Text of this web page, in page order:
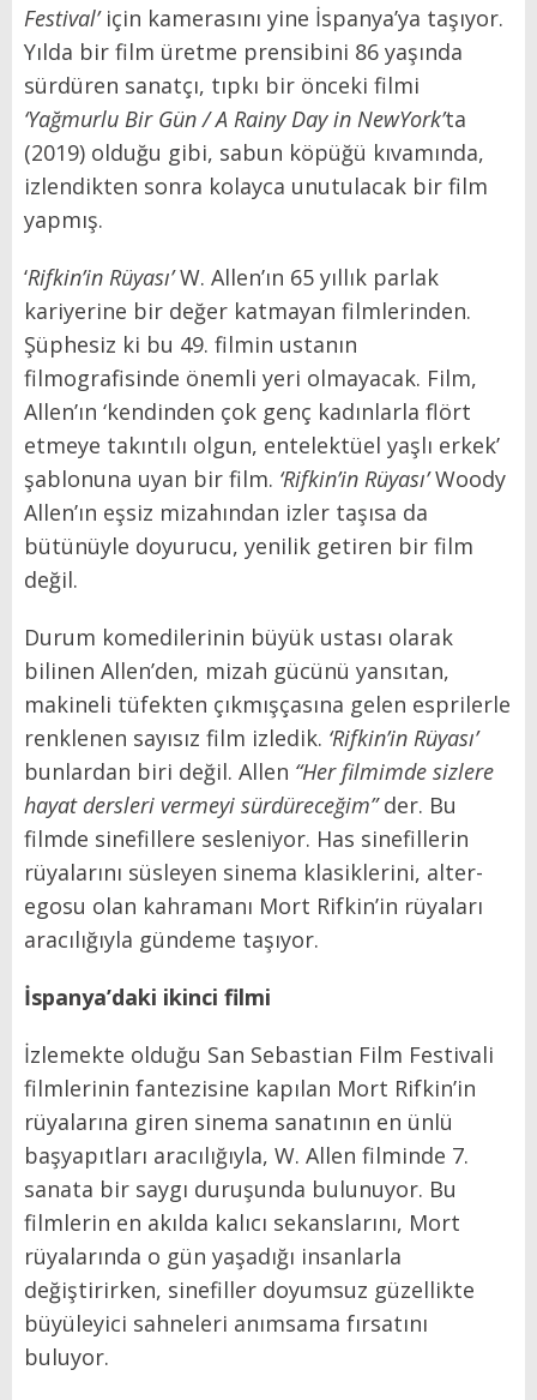
Festival’ için kamerasını yine İspanya’ya taşıyor.
Yılda bir film üretme prensibini 86 yaşında
sürdüren sanatçı, tıpkı bir önceki filmi
‘Yağmurlu Bir Gün / A Rainy Day in NewYork’ta
(2019) olduğu gibi, sabun köpüğü kıvamında,
izlendikten sonra kolayca unutulacak bir film
yapmış.
‘Rifkin’in Rüyası’W. Allen’ın 65 yıllık parlak
kariyerine bir değer katmayan filmlerinden.
Şüphesiz ki bu 49. filmin ustanın
filmografisinde önemli yeri olmayacak. Film,
Allen’ın ‘kendinden çok genç kadınlarla flört
etmeye takıntılı olgun, entelektüel yaşlı erkek’
şablonuna uyan bir film. ‘Rifkin’in Rüyası’Woody
Allen’ın eşsiz mizahından izler taşısa da
bütünüyle doyurucu, yenilik getiren bir film
değil.
Durum komedilerinin büyük ustası olarak
bilinen Allen’den, mizah gücünü yansıtan,
makineli tüfekten çıkmışçasına gelen esprilerle
renklenen sayısız film izledik. ‘Rifkin’in Rüyası’
bunlardan biri değil. Allen “Her filmimde sizlere
hayat dersleri vermeyi sürdüreceğim”der. Bu
filmde sinefillere sesleniyor. Has sinefillerin
rüyalarını süsleyen sinema klasiklerini, alter-
egosu olan kahramanı Mort Rifkin’in rüyaları
aracılığıyla gündeme taşıyor.
İspanya’daki ikinci filmi
İzlemekte olduğu San Sebastian Film Festivali
filmlerinin fantezisine kapılan Mort Rifkin’in
rüyalarına giren sinema sanatının en ünlü
başyapıtları aracılığıyla, W. Allen filminde 7.
sanata bir saygı duruşunda bulunuyor. Bu
filmlerin en akılda kalıcı sekanslarını, Mort
rüyalarında o gün yaşadığı insanlarla
değiştirirken, sinefiller doyumsuz güzellikte
büyüleyici sahneleri anımsama fırsatını
buluyor.